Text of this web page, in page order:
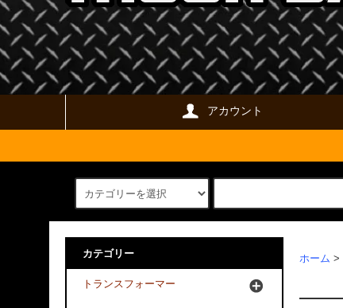
アカウント
ホーム >
カテゴリー
トランスフォーマー